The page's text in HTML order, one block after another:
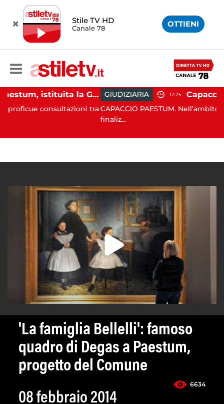
Stile TV HD
Canale 78 OTTIENI
Capaccio Paestum, istituita la Guardia Medica Turistica presso il Psaut di Piazza Santini
tra
GIUDIZIARIA 12:25
CAPACCIO PAESTUM. Nell’ambito delle
'La famiglia Bellelli': famoso
quadro di Degas a Paestum,
progetto del Comune
6634
08 febbraio 2014